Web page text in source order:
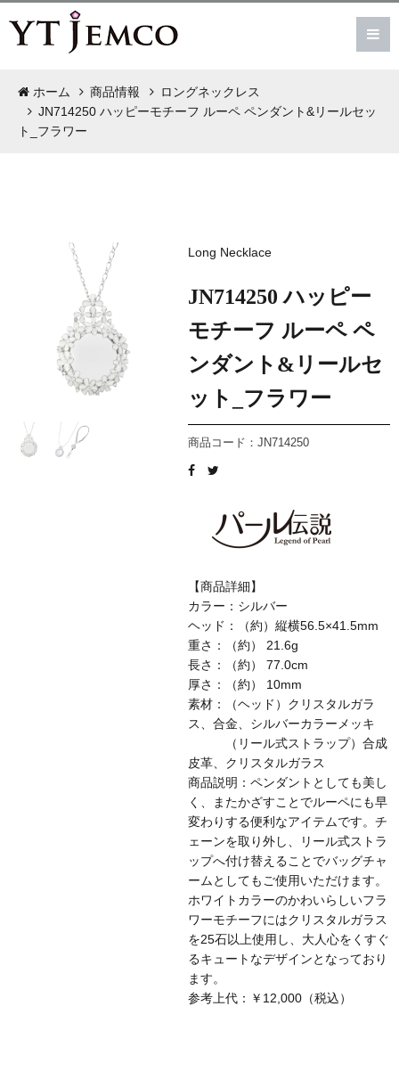
ホーム 商品情報
ロングネックレス
JN714250 ハッピーモチーフ ルーペ ペンダント&リールセッ
ト_フラワー
Long Necklace
JN714250 ハッピー
モチーフ ルーペ ペ
ンダント&リールセ
ット_フラワー
商品コード：JN714250
【商品詳細】
カラー：シルバー
ヘッド：（約）縦横56.5×41.5mm
重さ：（約） 21.6g
長さ：（約） 77.0cm
厚さ：（約） 10mm
素材：（ヘッド）クリスタルガラ
ス、合金、シルバーカラーメッキ
（リール式ストラップ）合成
皮革、クリスタルガラス
商品説明：ペンダントとしても美し
く、またかざすことでルーペにも早
変わりする便利なアイテムです。チ
ェーンを取り外し、リール式ストラ
ップへ付け替えることでバッグチャ
ームとしてもご使用いただけます。
ホワイトカラーのかわいらしいフラ
ワーモチーフにはクリスタルガラス
を25石以上使用し、大人心をくすぐ
るキュートなデザインとなっており
ます。
参考上代：￥12,000（税込）